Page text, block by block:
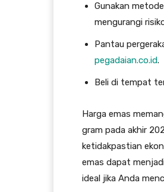
Gunakan metode
mengurangi
Pantau
pegadaian.co.id.
Beli di tempat
Harga emas
gram pada akhir
ketidakpastian
emas dapat
ideal jika Anda